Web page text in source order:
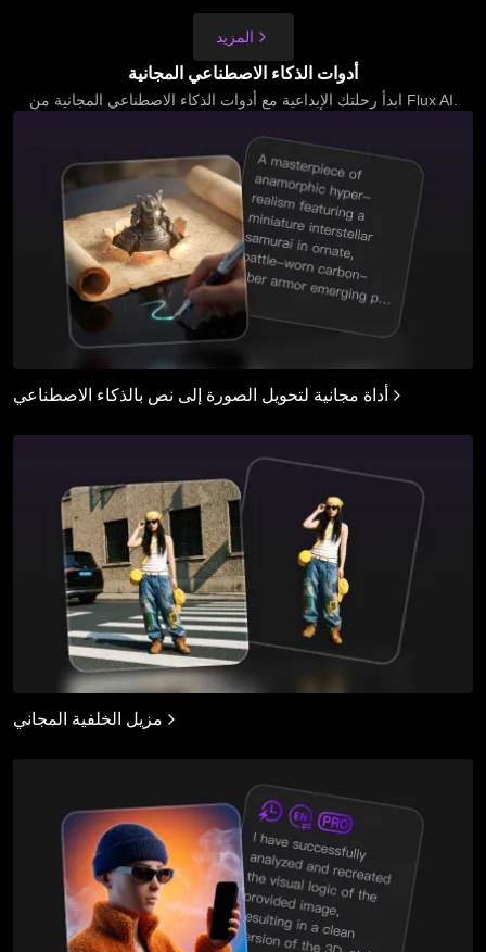
المزيد
أدوات الذكاء الاصطناعي المجانية
ابدأ رحلتك الإبداعية مع أدوات الذكاء الاصطناعي المجانية من Flux AI.
أداة مجانية لتحويل الصورة إلى نص بالذكاء الاصطناعي
مزيل الخلفية المجاني